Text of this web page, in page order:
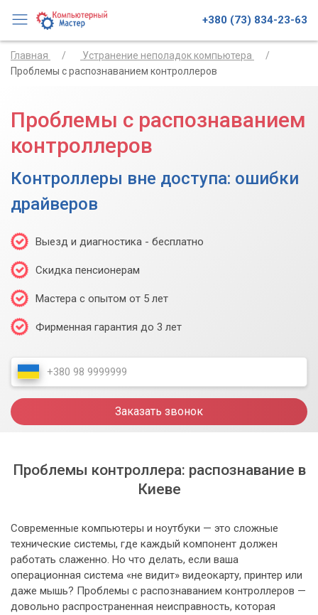
+380 (73) 834-23-63
Главная
Устранение неполадок компьютера
Проблемы с распознаванием контроллеров
Проблемы с распознаванием
контроллеров
Контроллеры вне доступа: ошибки
драйверов
Выезд и диагностика - бесплатно
Скидка пенсионерам
Мастера с опытом от 5 лет
Фирменная гарантия до 3 лет
Заказать звонок
Проблемы контроллера: распознавание в
Киеве
Современные компьютеры и ноутбуки — это сложные
технические системы, где каждый компонент должен
работать слаженно. Но что делать, если ваша
операционная система «не видит» видеокарту, принтер или
даже мышь? Проблемы с распознаванием контроллеров —
довольно распространенная неисправность, которая